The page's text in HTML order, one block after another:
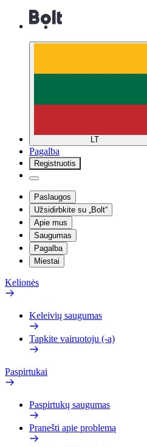
LT
Pagalba
Registruotis
Paslaugos
Užsidirbkite su „Bolt“
Apie mus
Saugumas
Pagalba
Miestai
Kelionės
Keleivių saugumas
Tapkite vairuotoju (-a)
Paspirtukai
Paspirtukų saugumas
Pranešti apie problemą